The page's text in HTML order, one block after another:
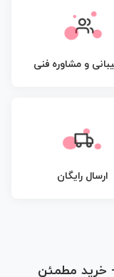
و مشاوره فنی
ارسال رایگان
- خرید مطمئن